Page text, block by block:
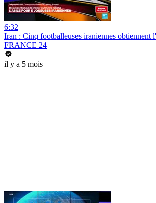
6:32
Iran : Cinq footballeuses iraniennes obtiennent
FRANCE 24
il y a 5 mois